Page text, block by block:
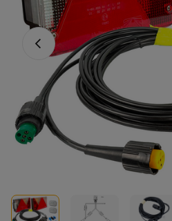
Fotografia anterioară